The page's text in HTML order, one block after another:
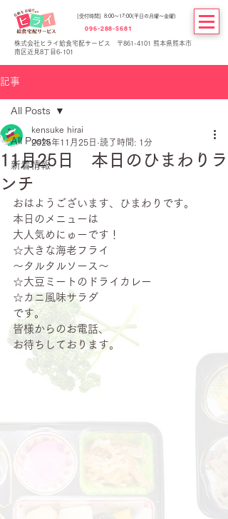
[受付時間] 8:00～17:00(平日の月曜～金曜)
096-288-5681
株式会社ヒライ給食宅配サービス 〒861-4101 熊本県熊本市
南区近見8丁目6-101
記事
All Posts
新着情報
All Posts
11月25日 本日のひまわりラ
ンチ
kensuke hirai
2025年11月25日 読了時間: 1分
おはようございます、ひまわりです。
本日のメニューは
大人気めにゅーです！
☆大きな海老フライ
～タルタルソース～
☆大豆ミートのドライカレー
☆カニ風味サラダ
です。
皆様からのお電話、
お待ちしております。